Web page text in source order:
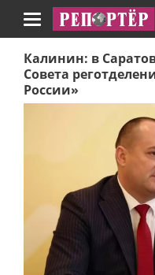
Навигация
Калинин: в
Совета
России»